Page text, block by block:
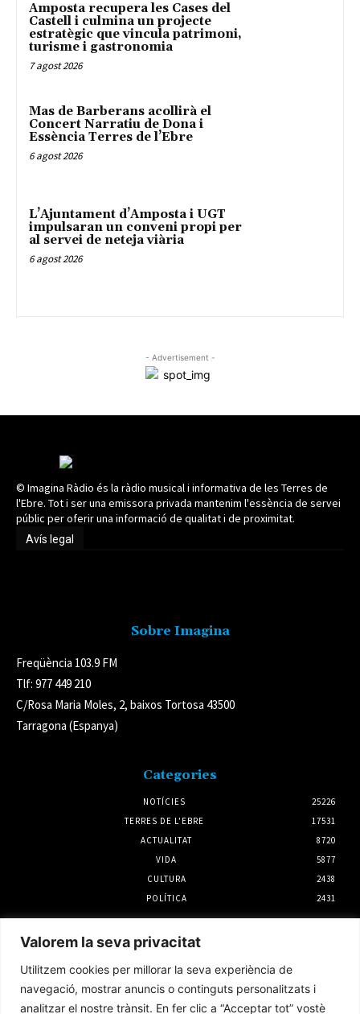
Valorem la seva privacitat
Utilitzem cookies per millorar la seva experiència de
navegació, mostrar anuncis o continguts personalitzats i
analitzar el nostre trànsit. En fer clic a “Acceptar tot” vostè
Amposta recupera les Cases del
Castell i culmina un projecte
estratègic que vincula patrimoni,
turisme i gastronomia
7 agost 2026
Mas de Barberans acollirà el
Concert Narratiu de Dona i
Essència Terres de l’Ebre
6 agost 2026
L’Ajuntament d’Amposta i UGT
impulsaran un conveni propi per
al servei de neteja viària
6 agost 2026
- Advertisement -
© Imagina Ràdio és la ràdio musical i informativa de les Terres de
l'Ebre. Tot i ser una emissora privada mantenim l'essència de servei
públic per oferir una informació de qualitat i de proximitat.
Avís legal
Sobre Imagina
Freqüència 103.9 FM
Tlf: 977 449 210
C/Rosa Maria Moles, 2, baixos Tortosa 43500
Tarragona (Espanya)
Categories
NOTÍCIES
25226
TERRES DE L'EBRE
17531
ACTUALITAT
8720
VIDA
5877
CULTURA
2438
POLÍTICA
2431
L’Ajuntament de Tortosa amplia el termini
de les obres de l’aparcament dels terrenys de
Renfe per les altes temperatures
7 agost 2026